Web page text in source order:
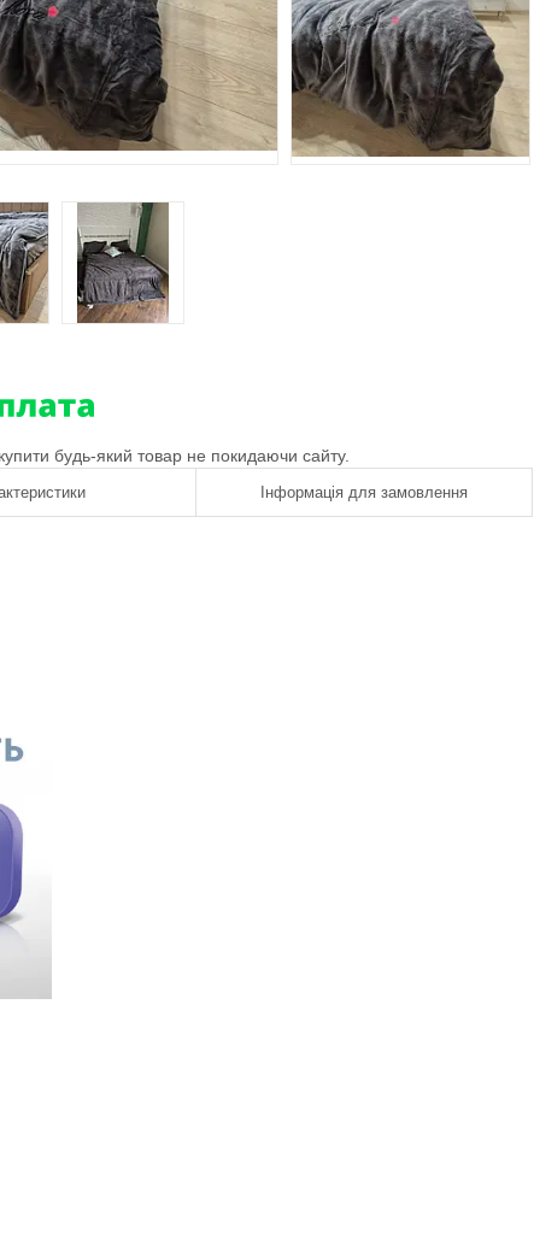
будь-який товар не покидаючи сайту.
Інформація для замовлення